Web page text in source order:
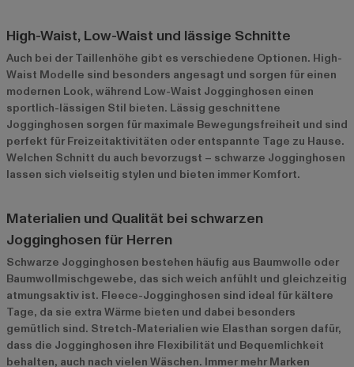
High-Waist, Low-Waist und lässige Schnitte
Auch bei der Taillenhöhe gibt es verschiedene Optionen. High-
Waist Modelle sind besonders angesagt und sorgen für einen
modernen Look, während Low-Waist Jogginghosen einen
sportlich-lässigen Stil bieten. Lässig geschnittene
Jogginghosen sorgen für maximale Bewegungsfreiheit und sind
perfekt für Freizeitaktivitäten oder entspannte Tage zu Hause.
Welchen Schnitt du auch bevorzugst – schwarze Jogginghosen
lassen sich vielseitig stylen und bieten immer Komfort.
Materialien und Qualität bei schwarzen
Jogginghosen für Herren
Schwarze Jogginghosen bestehen häufig aus Baumwolle oder
Baumwollmischgewebe, das sich weich anfühlt und gleichzeitig
atmungsaktiv ist. Fleece-Jogginghosen sind ideal für kältere
Tage, da sie extra Wärme bieten und dabei besonders
gemütlich sind. Stretch-Materialien wie Elasthan sorgen dafür,
dass die Jogginghosen ihre Flexibilität und Bequemlichkeit
behalten, auch nach vielen Wäschen. Immer mehr Marken